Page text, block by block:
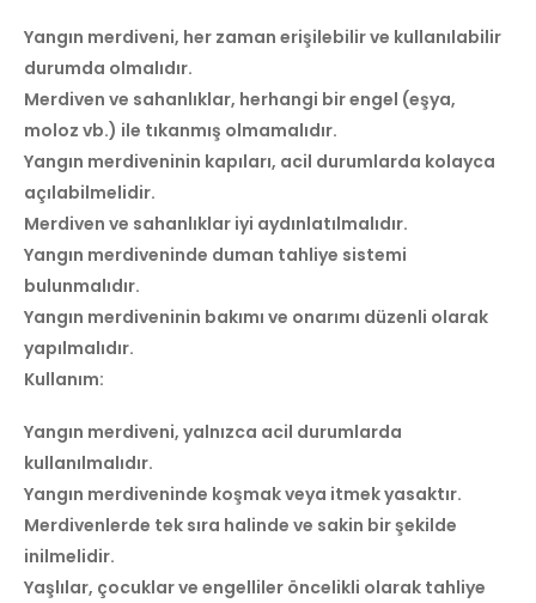
Yangın merdiveni, her zaman erişilebilir ve kullanılabilir
durumda olmalıdır.
Merdiven ve sahanlıklar, herhangi bir engel (eşya,
moloz vb.) ile tıkanmış olmamalıdır.
Yangın merdiveninin kapıları, acil durumlarda kolayca
açılabilmelidir.
Merdiven ve sahanlıklar iyi aydınlatılmalıdır.
Yangın merdiveninde duman tahliye sistemi
bulunmalıdır.
Yangın merdiveninin bakımı ve onarımı düzenli olarak
yapılmalıdır.
Kullanım:
Yangın merdiveni, yalnızca acil durumlarda
kullanılmalıdır.
Yangın merdiveninde koşmak veya itmek yasaktır.
Merdivenlerde tek sıra halinde ve sakin bir şekilde
inilmelidir.
Yaşlılar, çocuklar ve engelliler öncelikli olarak tahliye